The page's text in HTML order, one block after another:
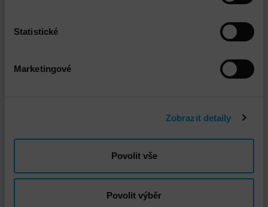
Statistické
Marketingové
Zobrazit detaily
Povolit vše
Povolit výběr
Commvault Software Platform Instalace a